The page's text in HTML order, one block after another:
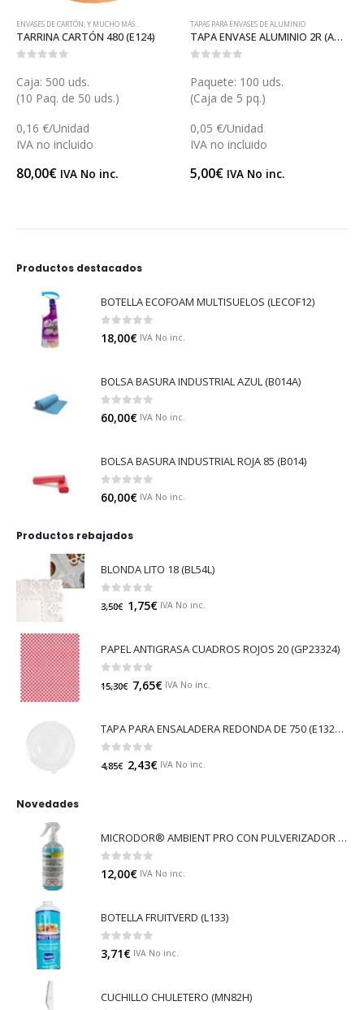
ENVASES DE CARTÓN,Y MUCHO MÁS...
TARRINA CARTÓN 480 (E124)
Caja: 500 uds.
(10 Paq. de 50 uds.)
0,16 €/Unidad
IVA no incluido
80,00€ IVA No inc.
TAPAS PARA ENVASES DE ALUMINIO
TAPA ENVASE ALUMINIO 2R (AT07)
Paquete: 100 uds.
(Caja de 5 pq.)
0,05 €/Unidad
IVA no incluido
5,00€ IVA No inc.
Productos destacados
BOTELLA ECOFOAM MULTISUELOS (LECOF12)
0 out of 5
18,00€ IVA No inc.
BOLSA BASURA INDUSTRIAL AZUL (B014A)
0out of 5
60,00€ IVA No inc.
BOLSA BASURA INDUSTRIAL ROJA 85 (B014)
0 out of 5
60,00€ IVA No inc.
Productos rebajados
BLONDA LITO 18 (BL54L)
out of 5
3,50€ 1,75€ IVA No inc.
PAPEL ANTIGRASA CUADROS ROJOS 20 (GP23324)
out of 5
15,30€ 7,65€ IVA No inc.
TAPA PARA ENSALADERA REDONDA DE 750 (E132NT)
out of 5
4,85€ 2,43€ IVA No inc.
Novedades
MICRODOR® AMBIENT PRO CON PULVERIZADOR (LB08)
0 out of 5
12,00€ IVA No inc.
BOTELLA FRUITVERD (L133)
0out of 5
3,71€ IVA No inc.
CUCHILLO CHULETERO (MN82H)